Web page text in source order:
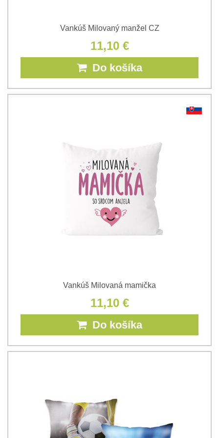
Vankúš Milovaný manžel CZ
11,10 €
Do košíka
Vankúš Milovaná mamička
11,10 €
Do košíka